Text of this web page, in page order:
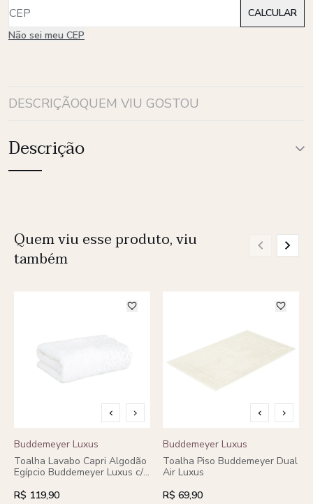
Não sei meu CEP
DESCRIÇÃOQUEM VIU GOSTOU
Descrição
Quem viu esse produto, viu
também
Buddemeyer Luxus
Toalha Lavabo Capri Algodão
Egípcio Buddemeyer Luxus c/
R$ 119,90
Buddemeyer Luxus
Toalha Piso Buddemeyer Dual
Air Luxus
R$ 69,90